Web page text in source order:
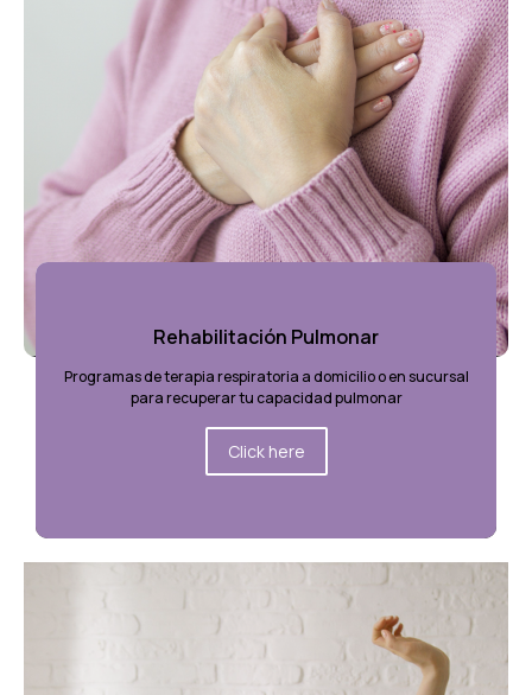
Rehabilitación Pulmonar
Programas de terapia respiratoria a domicilio o en sucursal
para recuperar tu capacidad pulmonar
Click here